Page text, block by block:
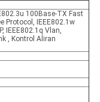
100Base-TX Fast
Protocol, IEEE802.1w
IEEE802.1q Vlan,
, Kontrol Aliran